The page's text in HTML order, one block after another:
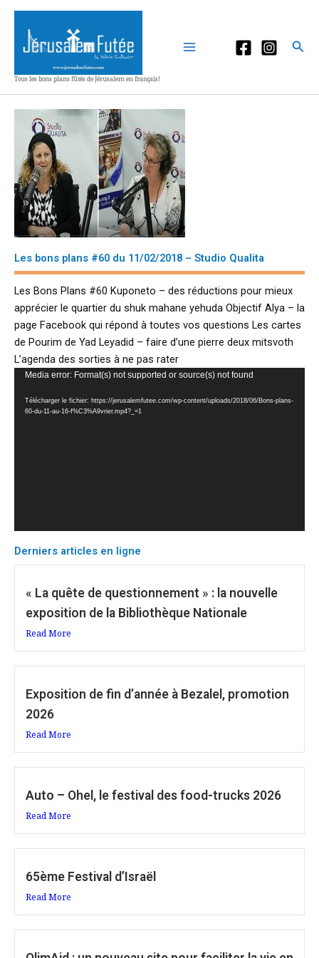
Aller
contenu
Tous les bons plans fûtés de Jérusalem en français!
Les bons plans #60 du 11/02/2018 – Studio Qualita
Les Bons Plans #60 Kuponeto – des réductions pour mieux
apprécier le quartier du shuk mahane yehuda Objectif Alya – la
page Facebook qui répond à toutes vos questions Les cartes
de Pourim de Yad Leyadid – faire d’une pierre deux mitsvoth
L’agenda des sorties à ne pas rater
Lecteur
Media error: Format(s) not supported or source(s) not found
Télécharger le fichier: https://jerusalemfutee.com/wp-content/uploads/2018/06/Bons-plans-
60-du-11-au-16-f%C3%A9vrier.mp4?_=1
Derniers articles en ligne
« La quête de questionnement » : la nouvelle
exposition de la Bibliothèque Nationale
Read More
Exposition de fin d’année à Bezalel, promotion
2026
Read More
Auto – Ohel, le festival des food-trucks 2026
Read More
65ème Festival d’Israël
Read More